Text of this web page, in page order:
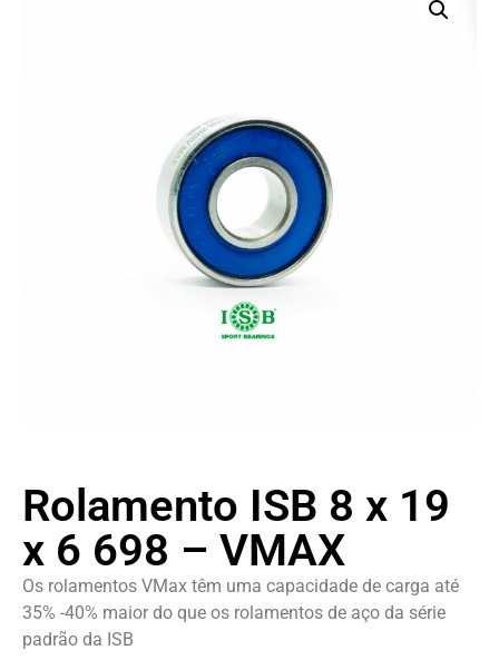
Rolamento ISB 8 x 19
x 6 698 – VMAX
Os rolamentos VMax têm uma capacidade de carga até
35% -40% maior do que os rolamentos de aço da série
padrão da ISB